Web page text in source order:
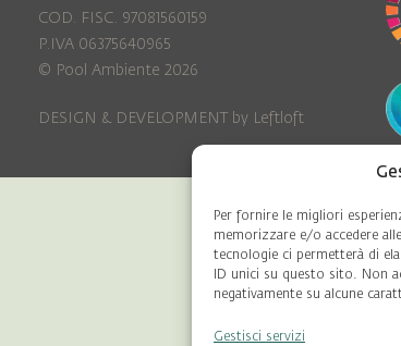
Per fornire le migliori
memorizzare e/o accedere
tecnologie ci permetterà di
ID unici su questo sito. Non
negativamente su alcune
Gestisci servizi
COD. FISC. 97081560159
P.IVA 06375640965
© Pool Ambiente 2026
DESIGN & DEVELOPMENT by Leftloft